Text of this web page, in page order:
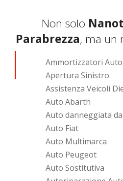
Non solo
Parabrezza, ma un
Ammortizzatori Auto
Apertura Sinistro
Auto Abarth
Auto danneggiata
Auto Fiat
Auto Multimarca
Auto Peugeot
Auto Sostitutiva